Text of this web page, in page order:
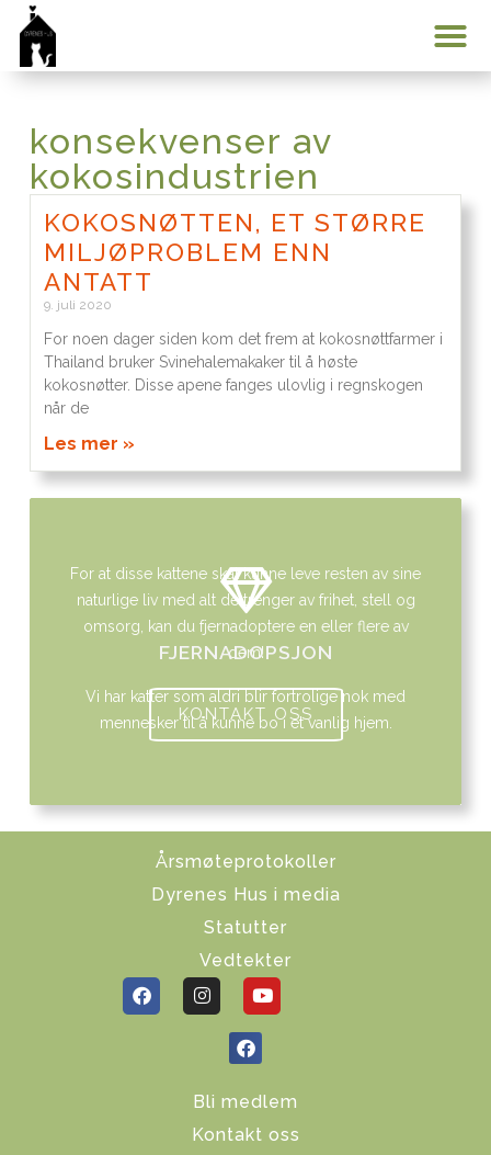
konsekvenser av
kokosindustrien
KOKOSNØTTEN, ET STØRRE
MILJØPROBLEM ENN
ANTATT
9. juli 2020
For noen dager siden kom det frem at kokosnøttfarmer i
Thailand bruker Svinehalemakaker til å høste
kokosnøtter. Disse apene fanges ulovlig i regnskogen
når de
Les mer »
FJERNADOPSJON
Vi har katter som aldri blir fortrolige nok med
mennesker til å kunne bo i et vanlig hjem.
For at disse kattene skal kunne leve resten av sine
naturlige liv med alt de trenger av frihet, stell og
omsorg, kan du fjernadoptere en eller flere av
dem!
KONTAKT OSS
Årsmøteprotokoller
Dyrenes Hus i media
Statutter
Vedtekter
Bli medlem
Kontakt oss